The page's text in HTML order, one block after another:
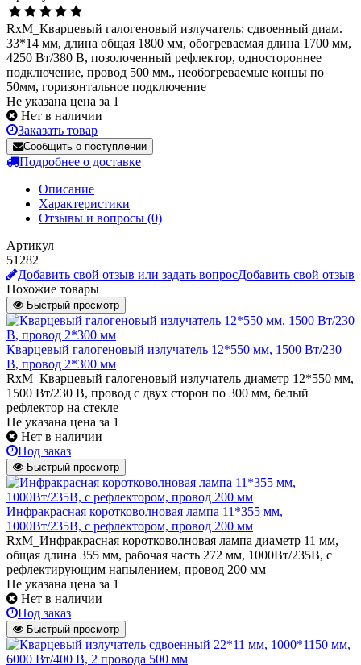
RxM_Кварцевый галогеновый излучатель: сдвоенный диам.
33*14 мм, длина общая 1800 мм, обогреваемая длина 1700 мм,
4250 Вт/380 В, позолоченный рефлектор, одностороннее
подключение, провод 500 мм., необогреваемые концы по
50мм, горизонтальное подключение
Не указана цена за 1
Нет в наличии
Заказать товар
Сообщить о поступлении
Подробнее о доставке
Описание
Характеристики
Отзывы и вопросы (0)
Артикул
51282
Добавить свой отзыв или задать вопросДобавить свой отзыв
Похожие товары
Быстрый просмотр
Кварцевый галогеновый излучатель 12*550 мм, 1500 Вт/230
В, провод 2*300 мм
RxM_Кварцевый галогеновый излучатель диаметр 12*550 мм,
1500 Вт/230 В, провод с двух сторон по 300 мм, белый
рефлектор на стекле
Не указана цена за 1
Нет в наличии
Под заказ
Быстрый просмотр
Инфракрасная коротковолновая лампа 11*355 мм,
1000Вт/235В, с рефлектором, провод 200 мм
RxM_Инфракрасная коротковолновая лампа диаметр 11 мм,
общая длина 355 мм, рабочая часть 272 мм, 1000Вт/235В, с
рефлектирующим напылением, провод 200 мм
Не указана цена за 1
Нет в наличии
Под заказ
Быстрый просмотр